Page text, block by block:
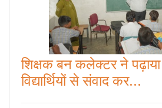
शिक्षक बन कलेक्टर ने पढ़ाया
विद्यार्थियों से संवाद कर...